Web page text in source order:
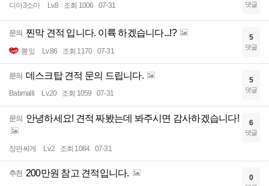
디아3소마 Lv.8 조회 1006 07-31 댓글
문의 찐막 견적 입니다. 이륙 하겠습니다...!?
뽕잎 Lv.86 조회 1170 07-31
5
댓글
문의 데스크탑 견적 문의 드립니다.
Babmalli Lv.20 조회 1059 07-31
5
댓글
문의 안녕하세요! 견적 짜봤는데 봐주시면 감사하겠습니다!
장판싸게 Lv.2 조회 1084 07-31
6
댓글
추천 200만원 참고 견적입니다. 0